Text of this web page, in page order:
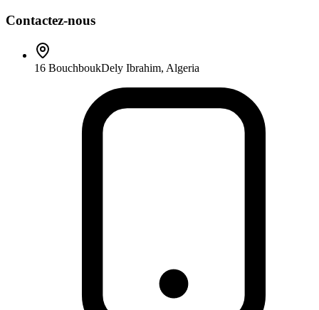
Contactez-nous
16 BouchboukDely Ibrahim, Algeria